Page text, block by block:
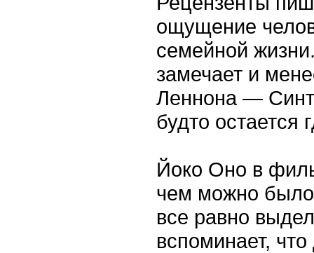
ощущение
семейной
замечает и
Леннона —
будто остается
Йоко Оно в
чем можно было
все равно
вспоминает,